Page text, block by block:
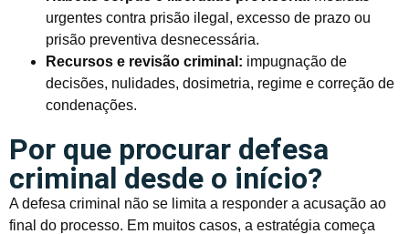
urgentes contra prisão ilegal, excesso de prazo ou
prisão preventiva desnecessária.
Recursos e revisão criminal: impugnação de
decisões, nulidades, dosimetria, regime e correção de
condenações.
Por que procurar defesa
criminal desde o início?
A defesa criminal não se limita a responder a acusação ao
final do processo. Em muitos casos, a estratégia começa